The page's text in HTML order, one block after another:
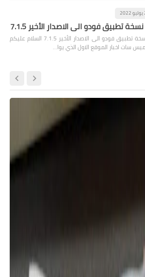
تطبيق فودو الى الاصدار الأخير 7.1.5
تحديث نسخة تطبيق فودو الى الاصدار الأخير 7.1.5 السلام عليكم
سات اخبار الموقع الاول الذي يوا…